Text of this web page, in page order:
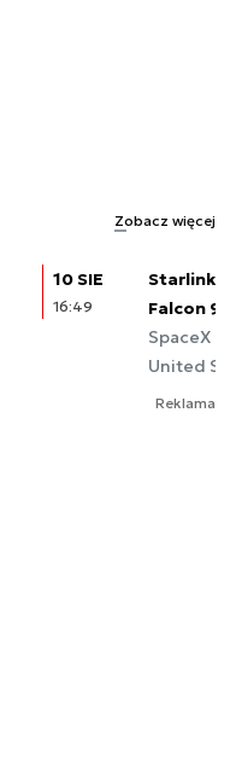
Zobacz więcej
10 SIE
16:49
Starlink
Falcon 9
SpaceX
United
Reklama